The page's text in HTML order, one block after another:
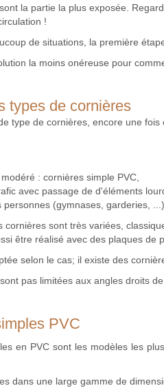
la partie la plus exposée.
!
de situations, la première
la moins onéreuse pour
types de cornières
type de cornières, encore une
: cornières simple PVC,
avec passage de d'éléments
personnes (gymnases, garderies,
cornières sont très variées,
être réalisé avec des plaques de
selon le cas; il existe des
pas limitées aux angles droits
PVC
en PVC sont les modèles les
dans une large gamme de